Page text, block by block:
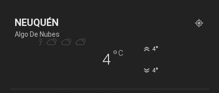
NEUQUÉN
Algo De Nubes
4°C 4°
4°